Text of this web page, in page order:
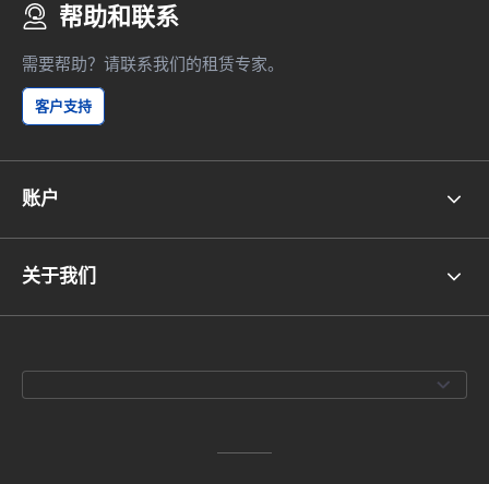
帮助和联系
需要帮助？请联系我们的租赁专家。
客户支持
账户
关于我们